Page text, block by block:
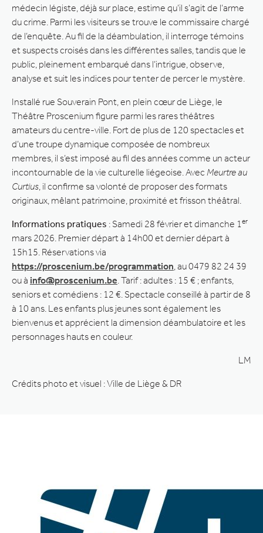
médecin légiste, déjà sur place, estime qu’il s’agit de l’arme
du crime. Parmi les visiteurs se trouve le commissaire chargé
de l’enquête. Au fil de la déambulation, il interroge témoins
et suspects croisés dans les différentes salles, tandis que le
public, pleinement embarqué dans l’intrigue, observe,
analyse et suit les indices pour tenter de percer le mystère.
Installé rue Souverain Pont, en plein cœur de Liège, le
Théâtre Proscenium figure parmi les rares théâtres
amateurs du centre-ville. Fort de plus de 120 spectacles et
d’une troupe dynamique composée de nombreux
membres, il s’est imposé au fil des années comme un acteur
incontournable de la vie culturelle liégeoise. Avec Meurtre au
Curtius , il confirme sa volonté de proposer des formats
originaux, mêlant patrimoine, proximité et frisson théâtral.
Informations pratiques : Samedi 28 février et dimanche 1 er
mars 2026. Premier départ à 14h00 et dernier départ à
15h15. Réservations via
https://proscenium.be/programmation , au 0479 82 24 39
ou à info@proscenium.be . Tarif : adultes : 15 € ; enfants,
seniors et comédiens : 12 €. Spectacle conseillé à partir de 8
à 10 ans. Les enfants plus jeunes sont également les
bienvenus et apprécient la dimension déambulatoire et les
personnages hauts en couleur.
LM
Crédits photo et visuel : Ville de Liège & DR